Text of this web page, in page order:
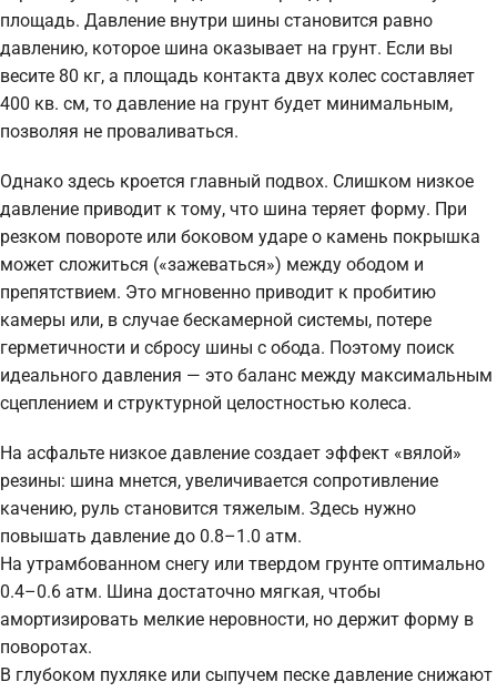
площадь. Давление внутри шины становится равно
давлению, которое шина оказывает на грунт. Если вы
весите 80 кг, а площадь контакта двух колес составляет
400 кв. см, то давление на грунт будет минимальным,
позволяя не проваливаться.
Однако здесь кроется главный подвох. Слишком низкое
давление приводит к тому, что шина теряет форму. При
резком повороте или боковом ударе о камень покрышка
может сложиться («зажеваться») между ободом и
препятствием. Это мгновенно приводит к пробитию
камеры или, в случае бескамерной системы, потере
герметичности и сбросу шины с обода. Поэтому поиск
идеального давления — это баланс между максимальным
сцеплением и структурной целостностью колеса.
На асфальте низкое давление создает эффект «вялой»
резины: шина мнется, увеличивается сопротивление
качению, руль становится тяжелым. Здесь нужно
повышать давление до 0.8–1.0 атм.
На утрамбованном снегу или твердом грунте оптимально
0.4–0.6 атм. Шина достаточно мягкая, чтобы
амортизировать мелкие неровности, но держит форму в
поворотах.
В глубоком пухляке или сыпучем песке давление снижают